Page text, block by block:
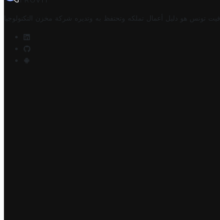
تونس هو دليل أعمال تملكه وتحتفظ به وتديره شركة مخزن التكنولوجيا